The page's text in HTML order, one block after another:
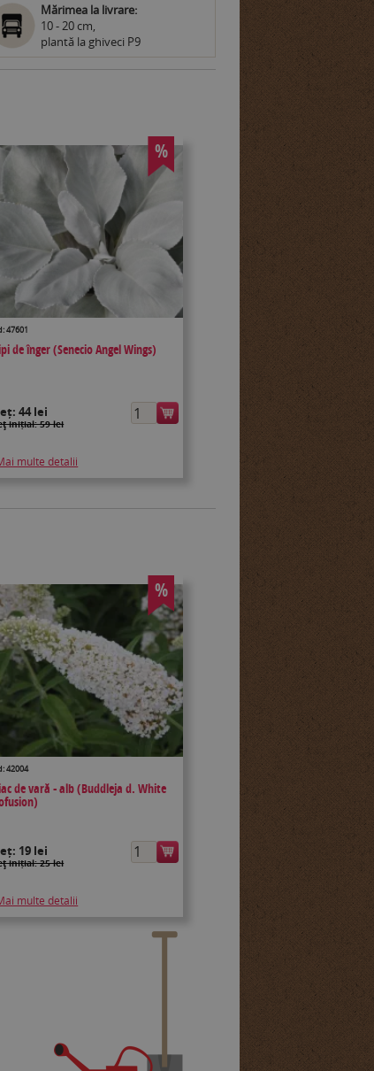
Mărimea la livrare:
10 - 20 cm,
plantă la ghiveci P9
%
47601
de înger (Senecio Angel Wings)
44 lei
inițial: 59 lei
multe detalii
%
42004
de vară - alb (Buddleja d. White
19 lei
inițial: 25 lei
multe detalii